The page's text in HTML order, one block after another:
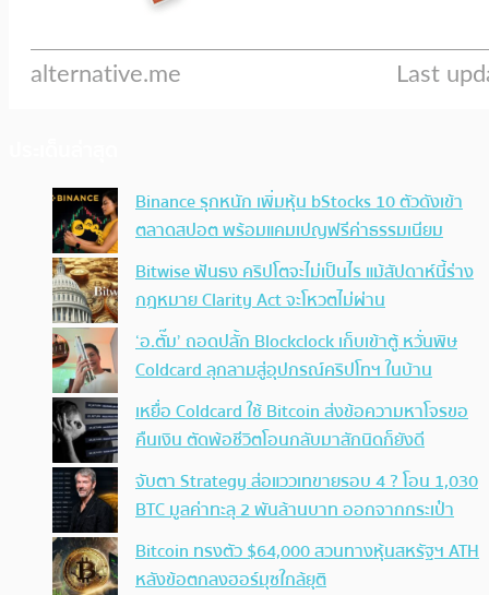
Binance รุกหนัก เพิ่มหุ้น bStocks 10 ตัวดังเข้า
ตลาดสปอต พร้อมแคมเปญฟรีค่าธรรมเนียม
Bitwise ฟันธง คริปโตจะไม่เป็นไร แม้สัปดาห์นี้ร่าง
กฎหมาย Clarity Act จะโหวตไม่ผ่าน
‘อ.ตั๊ม’ ถอดปลั้ก Blockclock เก็บเข้าตู้ หวั่นพิษ
Coldcard ลุกลามสู่อุปกรณ์คริปโทฯ ในบ้าน
เหยื่อ Coldcard ใช้ Bitcoin ส่งข้อความหาโจรขอ
คืนเงิน ตัดพ้อชีวิตโอนกลับมาสักนิดก็ยังดี
จับตา Strategy ส่อแววเทขายรอบ 4 ? โอน 1,030
BTC มูลค่าทะลุ 2 พันล้านบาท ออกจากกระเป๋า
Bitcoin ทรงตัว $64,000 สวนทางหุ้นสหรัฐฯ ATH
หลังข้อตกลงฮอร์มุซใกล้ยุติ